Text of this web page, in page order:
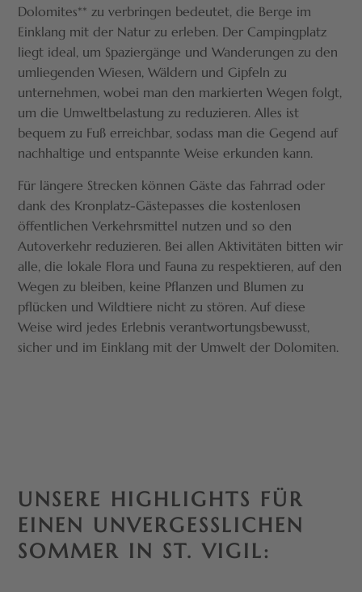
Dolomites** zu verbringen bedeutet, die Berge im
Einklang mit der Natur zu erleben. Der Campingplatz
liegt ideal, um Spaziergänge und Wanderungen zu den
umliegenden Wiesen, Wäldern und Gipfeln zu
unternehmen, wobei man den markierten Wegen folgt,
um die Umweltbelastung zu reduzieren. Alles ist
bequem zu Fuß erreichbar, sodass man die Gegend auf
nachhaltige und entspannte Weise erkunden kann.
Für längere Strecken können Gäste das Fahrrad oder
dank des Kronplatz-Gästepasses die kostenlosen
öffentlichen Verkehrsmittel nutzen und so den
Autoverkehr reduzieren. Bei allen Aktivitäten bitten wir
alle, die lokale Flora und Fauna zu respektieren, auf den
Wegen zu bleiben, keine Pflanzen und Blumen zu
pflücken und Wildtiere nicht zu stören. Auf diese
Weise wird jedes Erlebnis verantwortungsbewusst,
sicher und im Einklang mit der Umwelt der Dolomiten.
UNSERE HIGHLIGHTS FÜR
EINEN UNVERGESSLICHEN
SOMMER IN ST. VIGIL: